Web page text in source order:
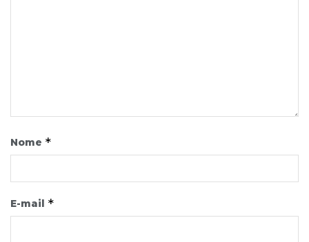
Nome *
E-mail *